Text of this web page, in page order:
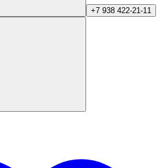
+7 938 422-21-11